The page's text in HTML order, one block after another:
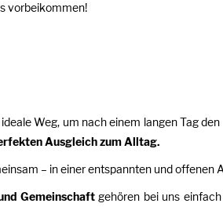
vorbeikommen!
Weg, um nach einem langen Tag
Ausgleich zum Alltag.
– in einer entspannten und offenen
Gemeinschaftgehören bei uns